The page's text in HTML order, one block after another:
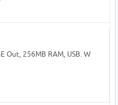
Out, 256MB RAM, USB. W